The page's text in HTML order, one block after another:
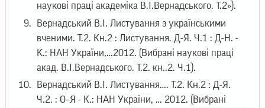
наукові праці академіка В.І.Вернадського. Т.2»).
Вернадський В.І. Листування з українськими
вченими. Т.2. Кн.2 : Листування. Д-Я. Ч.1 : Д-Н. -
К.: НАН України,…2012. (Вибрані наукові праці
акад. В.І.Вернадського. Т.2. кн..2. Ч.1).
Вернадський В.І. Листування…. Т.2. Кн.2 : Д-Я.
Ч.2. : О–Я - К.: НАН України, … 2012. (Вибрані